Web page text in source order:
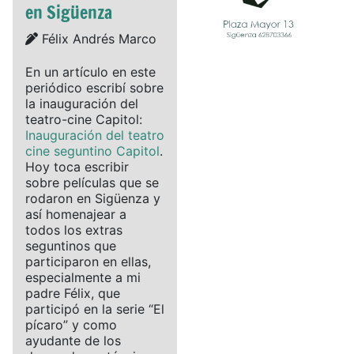
en Sigüenza
Details
Félix Andrés Marco
En un artículo en este
periódico escribí sobre
la inauguración del
teatro-cine Capitol:
Inauguración del teatro
cine seguntino Capitol.
Hoy toca escribir
sobre películas que se
rodaron en Sigüenza y
así homenajear a
todos los extras
seguntinos que
participaron en ellas,
especialmente a mi
padre Félix, que
participó en la serie “El
pícaro” y como
ayudante de los